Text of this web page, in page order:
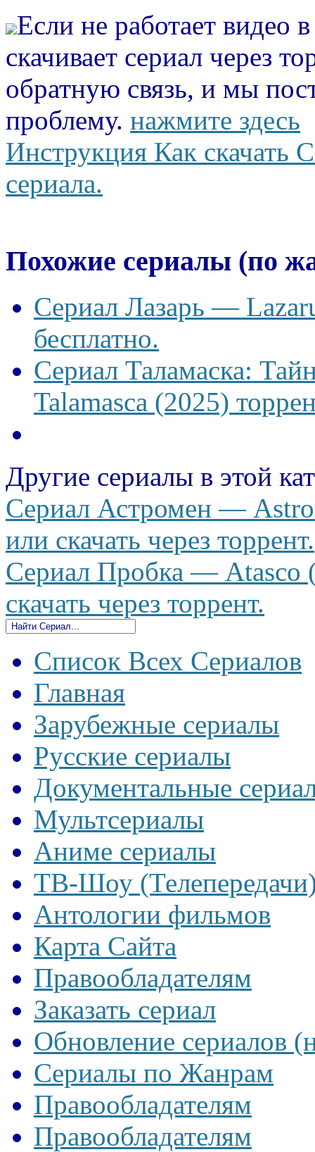
Если не работает видео
скачивает сериал через
обратную связь, и мы
проблему. нажмите здесь
Инструкция Как скачать
сериала.
Похожие сериалы (по
Сериал Лазарь —
бесплатно.
Сериал Таламаска:
Talamasca (2025)
Другие сериалы в этой
Сериал Астромен —
или скачать через торрент.
Сериал Пробка — Atasco
скачать через торрент.
Список Всех Сериалов
Главная
Зарубежные сериалы
Русские сериалы
Документальные
Мультсериалы
Аниме сериалы
ТВ-Шоу
Антологии фильмов
Карта Сайта
Правообладателям
Заказать сериал
Обновление сериалов
Сериалы по Жанрам
Правообладателям
Правообладателям